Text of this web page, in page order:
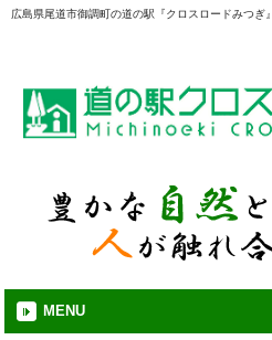
広島県尾道市御調町の道の駅『クロスロードみつぎ』
MENU